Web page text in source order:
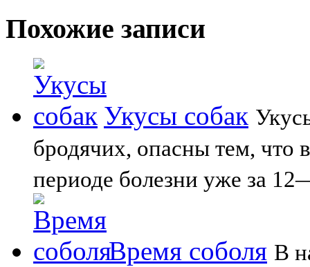
Похожие записи
Укусы собак
бродячих, опасны тем,
периоде болезни уже за
Время соболя В